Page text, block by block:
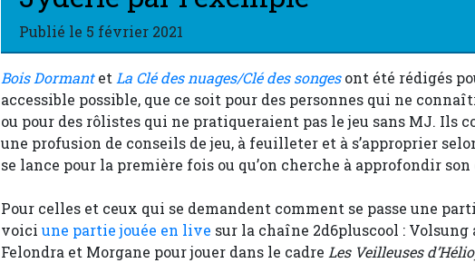
Publié le 5 février 2021
Bois Dormant et La Clé des nuages/Clé des songes ont été rédigés
accessible possible, que ce soit pour des personnes qui ne
ou pour des rôlistes qui ne pratiqueraient pas le jeu sans MJ. Ils
une profusion de conseils de jeu, à feuilleter et à s’approprier
se lance pour la première fois ou qu’on cherche à approfondir
Pour celles et ceux qui se demandent comment se passe une
voici une partie jouée en live sur la chaîne 2d6pluscool : Volsung
Felondra et Morgane pour jouer dans le cadre Les Veilleuses